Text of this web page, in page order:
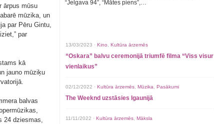
ārpus mūsu
mūzika, un
par Pēru Gintu,
par
kā
jauno mūziķu
balvas
24 dziesmas,
“Jelgava 94”, “Mātes piens”,…
13/03/2023 · Kino Kultūra ārzemēs
“Oskara” balvu ceremonijā triumfē filma “Viss visur
vienlaikus”
02/12/2022 · Kultūra ārzemēs Mūzika Pasākumi
The Weeknd uzstāsies Igaunijā
11/11/2022 · Kultūra ārzemēs Māksla